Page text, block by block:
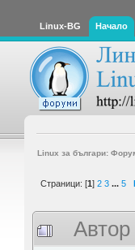
Linux-BG Начало
Linux за българи:
Страници: [1] 2 3 ... 5
Автор